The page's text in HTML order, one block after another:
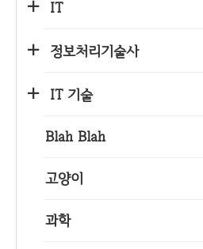
IT
정보처리기술사
IT 기술
Blah Blah
고양이
과학